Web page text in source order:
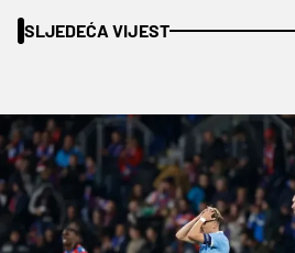
SLJEDEĆA VIJEST